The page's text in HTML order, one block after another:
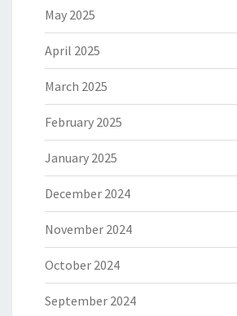
May 2025
April 2025
March 2025
February 2025
January 2025
December 2024
November 2024
October 2024
September 2024